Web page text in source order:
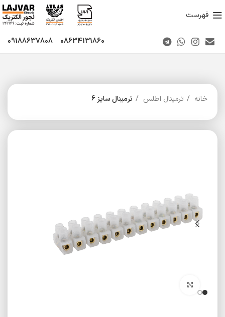
فهرست
08634131860
09188637808
خانه ترمینال اطلس ترمینال سایز 6